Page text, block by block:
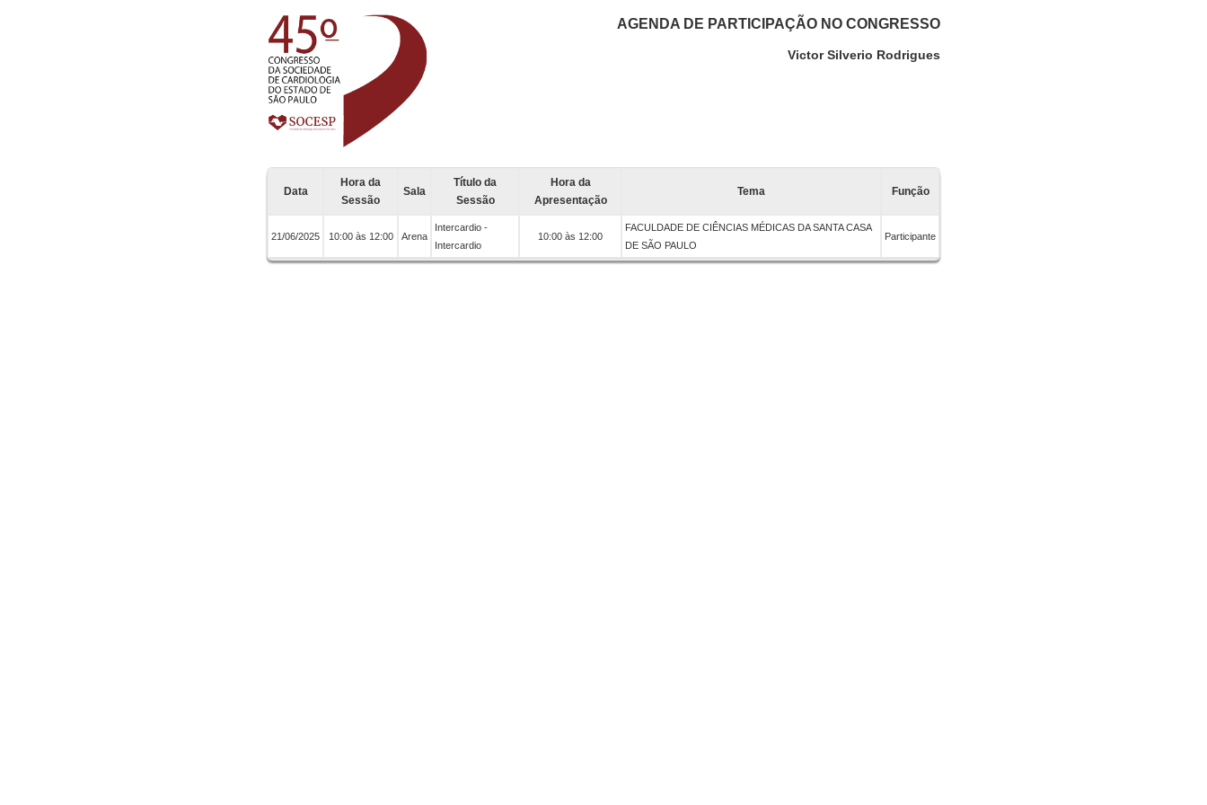
AGENDA DE PARTICIPAÇÃO NO CONGRESSO
Victor Silverio Rodrigues
Data
Hora da
Sessão
Sala
Título da
Sessão
Hora da
Apresentação
Tema Função
21/06/2025 10:00 às 12:00 Arena
Intercardio -
Intercardio
10:00 às 12:00
FACULDADE DE CIÊNCIAS MÉDICAS DA SANTA CASA
DE SÃO PAULO
Participante